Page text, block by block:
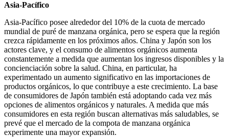
Asia-Pacífico
Asia-Pacífico posee alrededor del 10% de la cuota de mercado
mundial de puré de manzana orgánica, pero se espera que la región
crezca rápidamente en los próximos años. China y Japón son los
actores clave, y el consumo de alimentos orgánicos aumenta
constantemente a medida que aumentan los ingresos disponibles y la
concienciación sobre la salud. China, en particular, ha
experimentado un aumento significativo en las importaciones de
productos orgánicos, lo que contribuye a este crecimiento. La base
de consumidores de Japón también está adoptando cada vez más
opciones de alimentos orgánicos y naturales. A medida que más
consumidores en esta región buscan alternativas más saludables, se
prevé que el mercado de la compota de manzana orgánica
experimente una mayor expansión.